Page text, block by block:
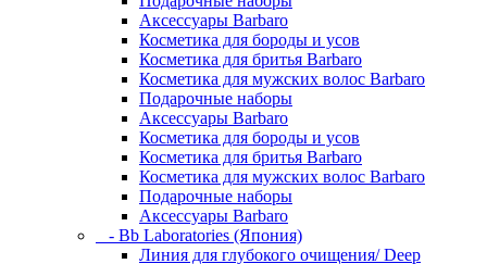
Аксессуары Barbaro
Косметика для бороды и усов
Косметика для бритья Barbaro
Косметика для мужских волос Barbaro
Подарочные наборы
Аксессуары Barbaro
Косметика для бороды и усов
Косметика для бритья Barbaro
Косметика для мужских волос Barbaro
Подарочные наборы
Аксессуары Barbaro
- Bb Laboratories (Япония)
Линия для глубокого очищения/ Deep